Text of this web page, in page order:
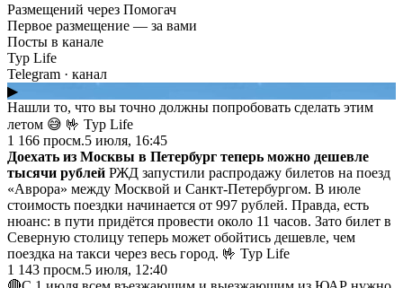
Размещений через Помогач
Первое размещение — за вами
Посты в канале
Тур Life
Telegram · канал
▶
Нашли то, что вы точно должны попробовать сделать этим
летом 😅 🤟 Тур Life
1 166 просм.5 июля, 16:45
Доехать из Москвы в Петербург теперь можно дешевле
тысячи рублей РЖД запустили распродажу билетов на поезд
«Аврора» между Москвой и Санкт-Петербургом. В июле
стоимость поездки начинается от 997 рублей. Правда, есть
нюанс: в пути придётся провести около 11 часов. Зато билет в
Северную столицу теперь может обойтись дешевле, чем
поездка на такси через весь город. 🤟 Тур Life
1 143 просм.5 июля, 12:40